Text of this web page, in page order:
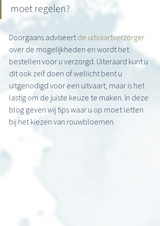
moet regelen?
Doorgaans adviseert de uitvaartverzorger
over de mogelijkheden en wordt het
bestellen voor u verzorgd. Uiteraard kunt u
dit ook zelf doen of wellicht bent u
uitgenodigd voor een uitvaart, maar is het
lastig om de juiste keuze te maken. In deze
blog geven wij tips waar u op moet letten
bij het kiezen van rouwbloemen.